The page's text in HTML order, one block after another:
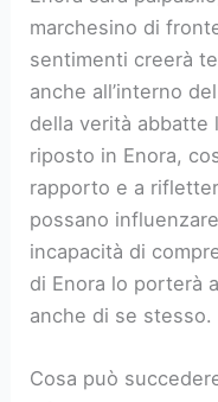
marchesino di
sentimenti creerà
anche all’interno
della verità abbatte
riposto in Enora,
rapporto e a
possano
incapacità di
di Enora lo porterà
anche di se stesso.
Cosa può